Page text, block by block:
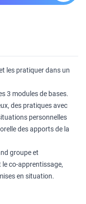
les pratiquer dans un
3 modules de bases.
des pratiques avec
personnelles
des apports de la
groupe et
co-apprentissage,
en situation.